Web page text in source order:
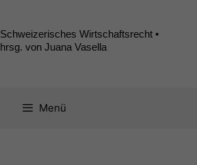
Schweizerisches Wirtschaftsrecht •
hrsg. von Juana Vasella
Menü